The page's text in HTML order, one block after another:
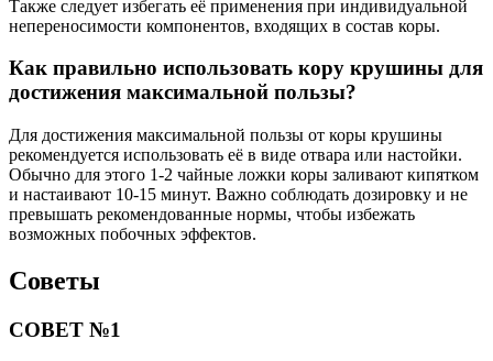
Также следует избегать её применения при индивидуальной
непереносимости компонентов, входящих в состав коры.
Как правильно использовать кору крушины для
достижения максимальной пользы?
Для достижения максимальной пользы от коры крушины
рекомендуется использовать её в виде отвара или настойки.
Обычно для этого 1-2 чайные ложки коры заливают кипятком
и настаивают 10-15 минут. Важно соблюдать дозировку и не
превышать рекомендованные нормы, чтобы избежать
возможных побочных эффектов.
Советы
СОВЕТ №1